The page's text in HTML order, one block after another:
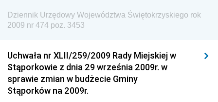
Społecznej
Dziennik Urzędowy Ministra Cyfryzacji
Dziennik Urzędowy Ministra Infrastruktury i
Budownictwa
Dziennik Urzędowy Ministra Gospodarki Morskiej i
Dziennik Urzędowy Województwa Świętokrzyskiego rok
2009 nr 474 poz. 3453
Uchwała nr XLII/259/2009 Rady Miejskiej w
Stąporkowie z dnia 29 września 2009r. w
sprawie zmian w budżecie Gminy
Stąporków na 2009r.